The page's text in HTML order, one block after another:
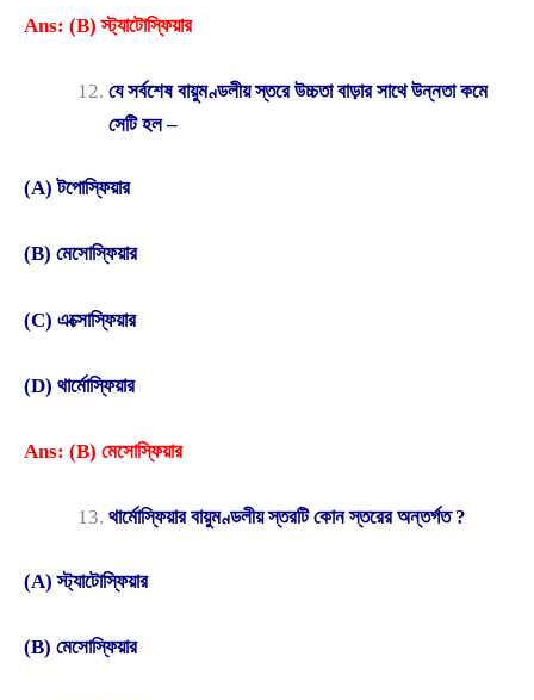
Ans: (B) স্ট্যাটোস্ফিয়ার
যে সর্বশেষ বায়ুমণ্ডলীয় স্তরে উচ্চতা বাড়ার সাথে উন্নতা কমে
সেটি হল –
(A) টপোস্ফিয়ার
(B) মেসোস্ফিয়ার
(C) এক্সোস্ফিয়ার
(D) থার্মোস্ফিয়ার
Ans: (B) মেসোস্ফিয়ার
থার্মোস্ফিয়ার বায়ুমণ্ডলীয় স্তরটি কোন স্তরের অন্তর্গত ?
(A) স্ট্যাটোস্ফিয়ার
(B) মেসোস্ফিয়ার